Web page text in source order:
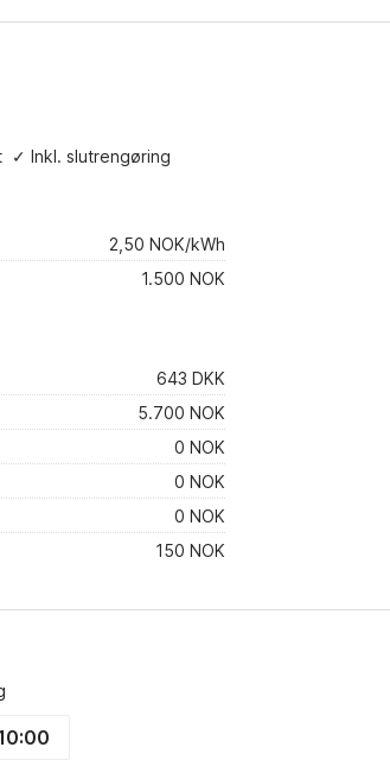
✓ Inkl. slutrengøring
2,50 NOK/kWh
1.500 NOK
643 DKK
5.700 NOK
0 NOK
0 NOK
0 NOK
150 NOK